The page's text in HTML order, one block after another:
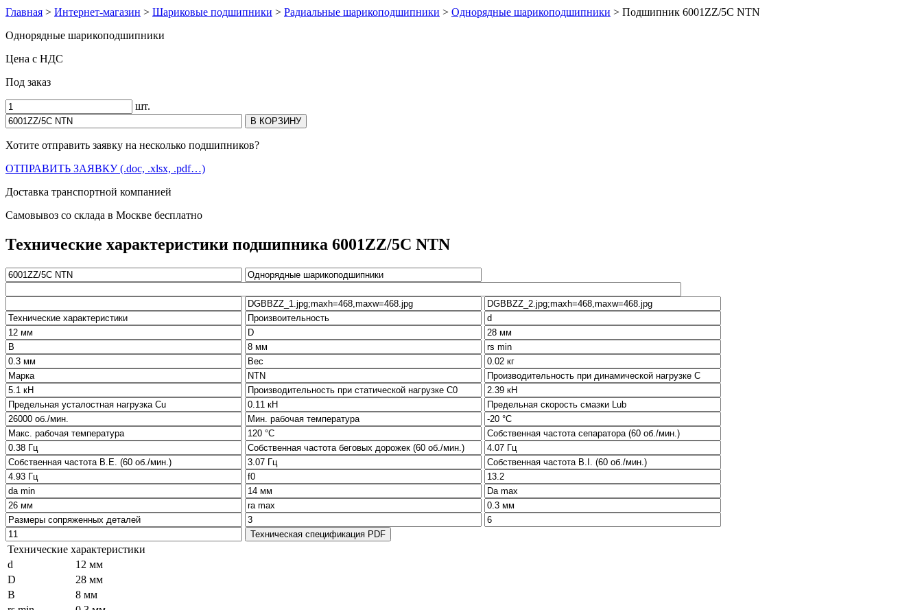
Главная > Интернет-магазин > Шариковые подшипники > Радиальные шарикоподшипники > Однорядные шарикоподшипники > Подшипник 6001ZZ/5C NTN
Однорядные шарикоподшипники
Цена с НДС
Под заказ
шт.
Хотите отправить заявку на несколько подшипников?
ОТПРАВИТЬ ЗАЯВКУ (.doc, .xlsx, .pdf…)
Доставка транспортной компанией
Самовывоз со склада в Москве бесплатно
Технические характеристики подшипника 6001ZZ/5C NTN
Технические характеристики
d
12 мм
D
28 мм
B
8 мм